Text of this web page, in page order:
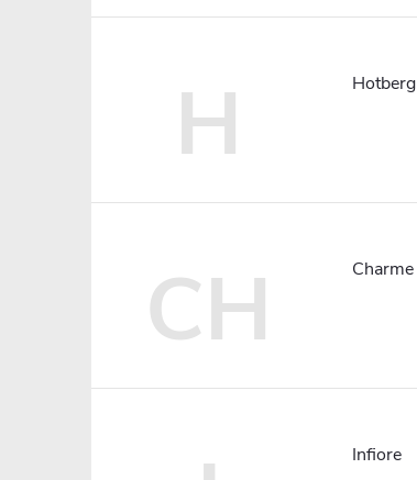
H Hotberg
CH Charme
Infiore